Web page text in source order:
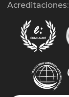
Acreditaciones: